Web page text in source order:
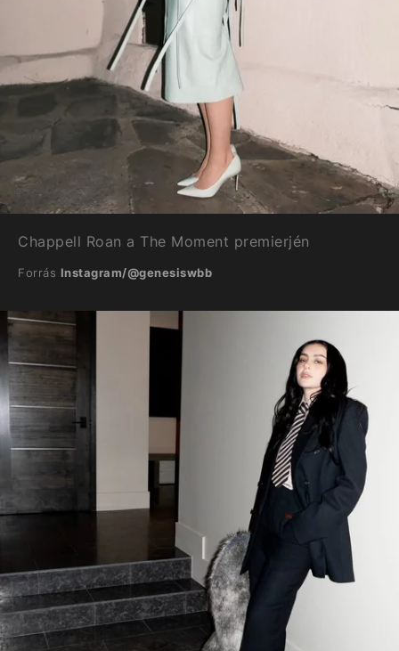
Chappell Roan a The Moment premierjén
Forrás Instagram/@genesiswbb